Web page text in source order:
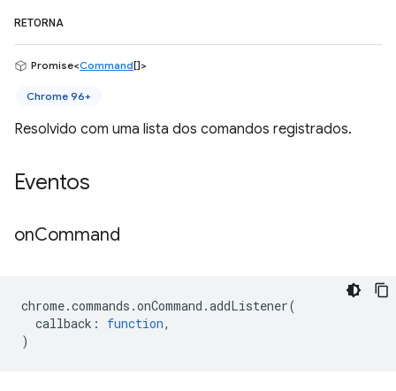
RETORNA
Promise<Command[]>
Chrome 96+
Resolvido com uma lista dos comandos registrados.
Eventos
onCommand
chrome.commands .onCommand .addListener(
callback : function,
)